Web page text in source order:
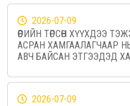
2026-07-09
ӨӨРИЙН ТӨРСӨН ХҮҮХДЭЭ
АСРАН ХАМГААЛАГЧААР
АВЧ БАЙСАН ЭТГЭЭДЭД
2026-07-09